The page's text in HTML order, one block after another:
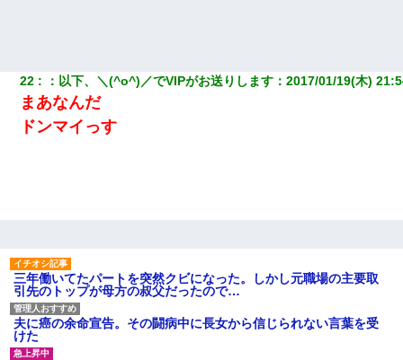
22 ： 以下、＼(^o^)／でVIPがお送りします ：2017/01/19(木)
まあなんだ
ドンマイっす
三年働いてたパートを突然クビになった。しかし元職場の主要取
引先のトップが母方の叔父だったので…
夫に癌の余命宣告。その闘病中に長女から信じられない言葉を受
けた